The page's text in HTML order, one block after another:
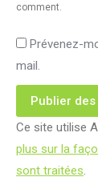
comment.
Prévenez-
mail.
Publier
Ce site utilise
plus sur la
sont traitées.